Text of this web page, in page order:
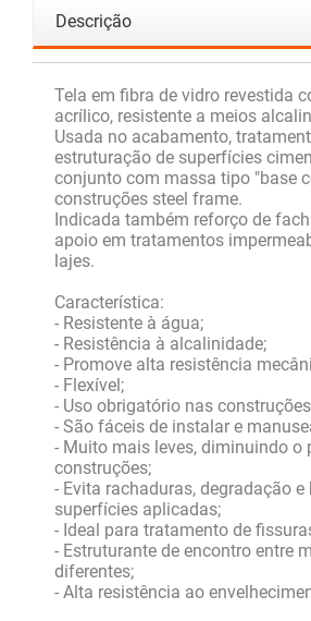
Descrição
Tela em fibra de vidro revestida
acrílico, resistente a meios
Usada no acabamento,
estruturação de superfícies
conjunto com massa tipo "base
construções steel frame.
Indicada também reforço de
apoio em tratamentos
lajes.
Característica:
- Resistente à água;
- Resistência à alcalinidade;
- Promove alta resistência
- Flexível;
- Uso obrigatório nas
- São fáceis de instalar e
- Muito mais leves, diminuindo o
construções;
- Evita rachaduras, degradação
superfícies aplicadas;
- Ideal para tratamento de
- Estruturante de encontro entre
diferentes;
- Alta resistência ao